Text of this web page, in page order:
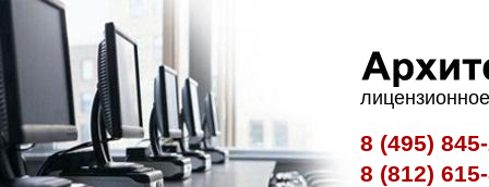
8 (495)
8 (812)